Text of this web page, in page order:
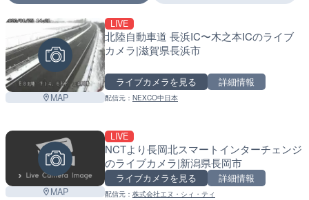
MAP
LIVE
北陸自動車道 長浜IC〜木之本ICのライブ
カメラ|滋賀県長浜市
ライブカメラを見る 詳細情報
配信元： NEXCO中日本
MAP
LIVE
NCTより長岡北スマートインターチェンジ
のライブカメラ|新潟県長岡市
ライブカメラを見る 詳細情報
配信元： 株式会社エヌ・シィ・ティ
−
マーカーをタップするとライブカメラの詳細が表示さ